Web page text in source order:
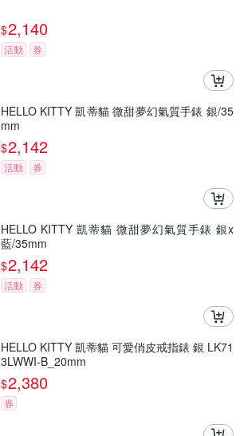
$2,140
活動 券
HELLO KITTY 凱蒂貓 微甜夢幻氣質手錶 銀/35
mm
$2,142
活動 券
HELLO KITTY 凱蒂貓 微甜夢幻氣質手錶 銀x
藍/35mm
$2,142
活動 券
HELLO KITTY 凱蒂貓 可愛俏皮戒指錶 銀 LK71
3LWWI-B_20mm
$2,380
券